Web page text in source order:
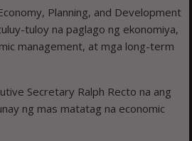
Planning, and Development
tuloy na paglago ng ekonomiya,
management, at mga long-term
Secretary Ralph Recto na ang
ng mas matatag na economic